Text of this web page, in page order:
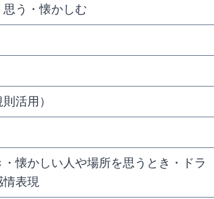
う・懐かしむ
活用）
懐かしい人や場所を思うとき・ドラ
表現